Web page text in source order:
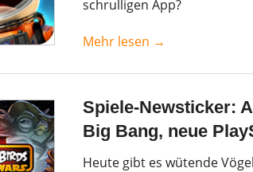
schrulligen App?
Mehr lesen →
Spiele-Newsticker:
Big Bang, neue
Heute gibt es wütende